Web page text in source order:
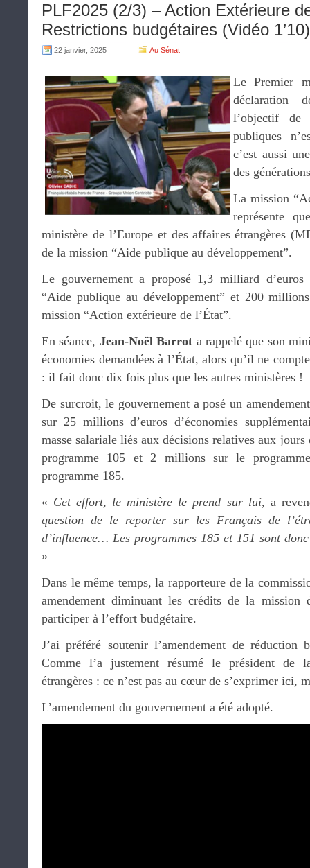
PLF2025 (2/3) – Action Extérieure
Restrictions budgétaires (Vidéo 1’10)
22 janvier, 2025 Au Sénat
Le Premier
déclaration
l’objectif de
publiques
c’est aussi
des
La mission
représente
ministère de l’Europe et des affaires étrangères
de la mission “Aide publique au développement”.
Le gouvernement a proposé 1,3 milliard d’euros
“Aide publique au développement” et 200
mission “Action extérieure de l’État”.
En séance, Jean-Noël Barrot a rappelé que son
économies demandées à l’État, alors qu’il ne
: il fait donc dix fois plus que les autres ministères !
De surcroit, le gouvernement a posé un
sur 25 millions d’euros d’économies
masse salariale liés aux décisions relatives aux
programme 105 et 2 millions sur le
programme 185.
« Cet effort, le ministère le prend sur lui, a
question de le reporter sur les Français de
d’influence… Les programmes 185 et 151 sont
»
Dans le même temps, la rapporteure de la
amendement diminuant les crédits de la mission
participer à l’effort budgétaire.
J’ai préféré soutenir l’amendement de réduction
Comme l’a justement résumé le président de
étrangères : ce n’est pas au cœur de s’exprimer ici,
L’amendement du gouvernement a été adopté.